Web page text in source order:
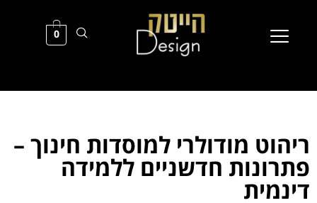
0
ריהוט מודולרי למוסדות חינוך –
פתרונות חדשניים ללמידה
דינמית